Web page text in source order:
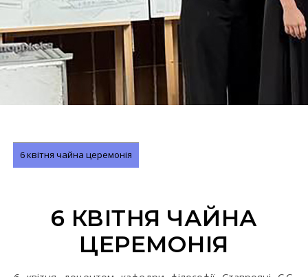
6 квітня чайна церемонія
6 КВІТНЯ ЧАЙНА
ЦЕРЕМОНІЯ